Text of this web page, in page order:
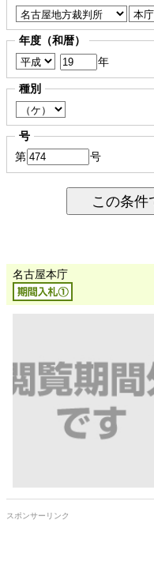
年度（和暦）
年
種別
号
第
号
この条件
名古屋本庁
スポンサーリンク